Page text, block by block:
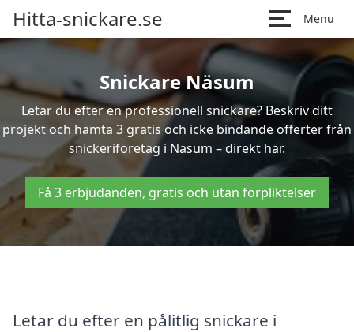
Hitta-snickare.se Menu
Snickare Näsum
Letar du efter en professionell snickare? Beskriv ditt
projekt och hämta 3 gratis och icke bindande offerter från
snickeriföretag i Näsum – direkt här.
Få 3 erbjudanden, gratis och utan förpliktelser
Letar du efter en pålitlig snickare i